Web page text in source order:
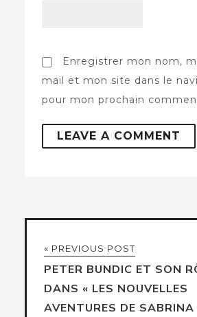
Enregistrer mon nom,
mail et mon site dans le
pour mon prochain
« PREVIOUS POST
PETER BUNDIC ET SON
DANS « LES NOUVELLES
AVENTURES DE SABRINA